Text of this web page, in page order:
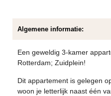
Algemene informatie:
Een geweldig 3-kamer
Rotterdam; Zuidplein!
Dit appartement is gelegen
woon je letterlijk naast één